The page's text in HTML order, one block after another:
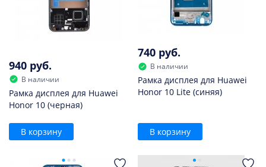
940 руб.
В наличии
Рамка дисплея для Huawei
Honor 10 (черная)
В корзину
740 руб.
В наличии
Рамка дисплея для Huawei
Honor 10 Lite (синяя)
В корзину